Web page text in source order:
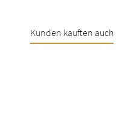
Kunden kauften auch